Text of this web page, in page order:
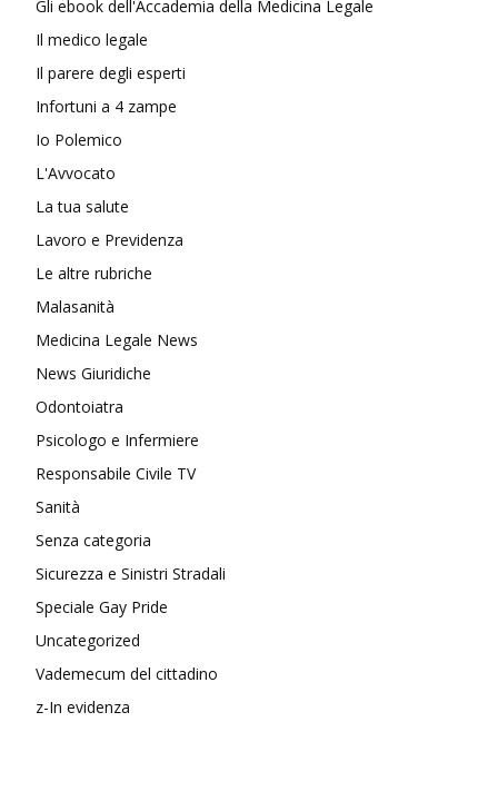
Gli ebook dell'Accademia della Medicina Legale
Il medico legale
Il parere degli esperti
Infortuni a 4 zampe
Io Polemico
L'Avvocato
La tua salute
Lavoro e Previdenza
Le altre rubriche
Malasanità
Medicina Legale News
News Giuridiche
Odontoiatra
Psicologo e Infermiere
Responsabile Civile TV
Sanità
Senza categoria
Sicurezza e Sinistri Stradali
Speciale Gay Pride
Uncategorized
Vademecum del cittadino
z-In evidenza